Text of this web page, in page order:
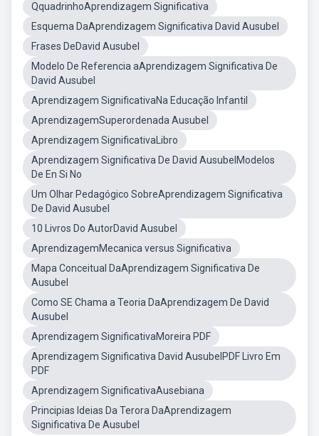
QquadrinhoAprendizagem Significativa
Esquema DaAprendizagem Significativa David Ausubel
Frases DeDavid Ausubel
Modelo De Referencia aAprendizagem Significativa De
David Ausubel
Aprendizagem SignificativaNa Educação Infantil
AprendizagemSuperordenada Ausubel
Aprendizagem SignificativaLibro
Aprendizagem Significativa De David AusubelModelos
De En Si No
Um Olhar Pedagógico SobreAprendizagem Significativa
De David Ausubel
10 Livros Do AutorDavid Ausubel
AprendizagemMecanica versus Significativa
Mapa Conceitual DaAprendizagem Significativa De
Ausubel
Como SE Chama a Teoria DaAprendizagem De David
Ausubel
Aprendizagem SignificativaMoreira PDF
Aprendizagem Significativa David AusubelPDF Livro Em
PDF
Aprendizagem SignificativaAusebiana
Principias Ideias Da Terora DaAprendizagem
Significativa De Ausubel